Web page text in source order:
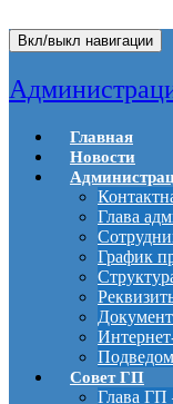
Вкл/выкл навигации
Главная
Новости
Глава
График
Совет ГП
Глава ГП